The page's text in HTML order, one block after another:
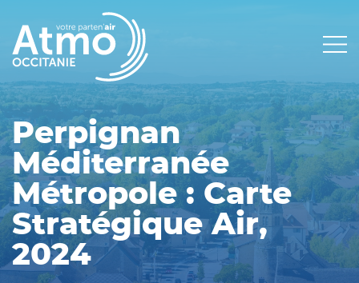
Main
navigation
Perpignan
Méditerranée
Métropole : Carte
Stratégique Air,
2024
Panneau de gestion des cookies